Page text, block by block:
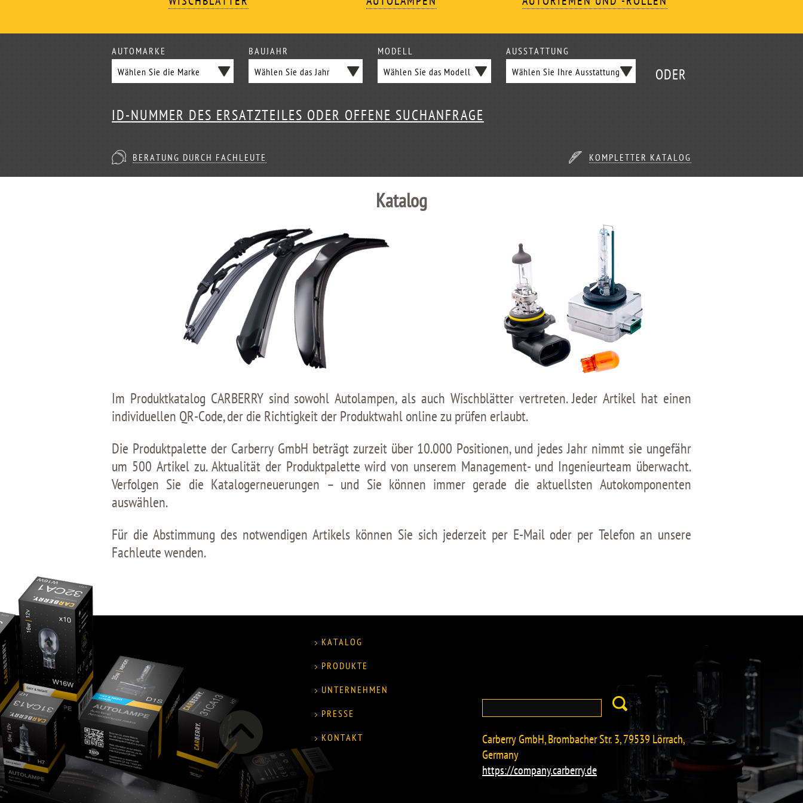
AUTOMARKE BAUJAHR MODELL AUSSTATTUNG
ODER
ID-NUMMER DES ERSATZTEILES ODER OFFENE SUCHANFRAGE
BERATUNG DURCH FACHLEUTE KOMPLETTER KATALOG
Katalog
Im Produktkatalog CARBERRY sind sowohl Autolampen, als auch Wischblätter vertreten. Jeder Artikel hat einen
individuellen QR-Сode, der die Richtigkeit der Produktwahl online zu prüfen erlaubt.
Die Produktpalette der Carberry GmbH beträgt zurzeit über 10.000 Positionen, und jedes Jahr nimmt sie ungefähr
um 500 Artikel zu. Aktualität der Produktpalette wird von unserem Management- und Ingenieurteam überwacht.
Verfolgen Sie die Katalogerneuerungen – und Sie können immer gerade die aktuellsten Autokomponenten
auswählen.
Für die Abstimmung des notwendigen Artikels können Sie sich jederzeit per E-Mail oder per Telefon an unsere
Fachleute wenden.
KATALOG
PRODUKTE
UNTERNEHMEN
PRESSE
KONTAKT
Carberry GmbH, Brombacher Str. 3, 79539 Lörrach,
Germany
https://company.carberry.de